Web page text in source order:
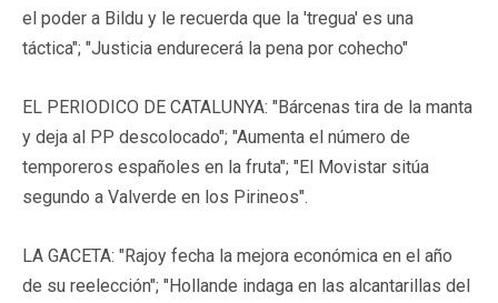
el poder a Bildu y le recuerda que la 'tregua' es una
táctica"; "Justicia endurecerá la pena por cohecho"
EL PERIODICO DE CATALUNYA: "Bárcenas tira de la manta
y deja al PP descolocado"; "Aumenta el número de
temporeros españoles en la fruta"; "El Movistar sitúa
segundo a Valverde en los Pirineos".
LA GACETA: "Rajoy fecha la mejora económica en el año
de su reelección"; "Hollande indaga en las alcantarillas del